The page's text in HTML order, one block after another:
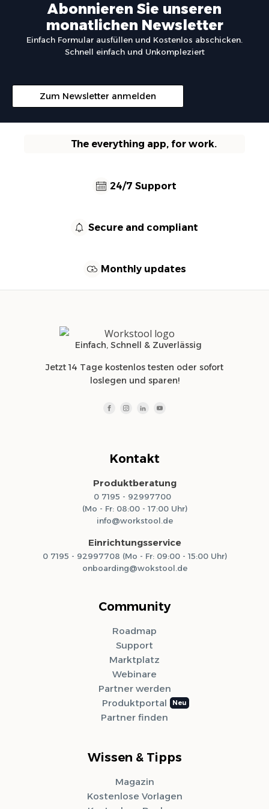
Abonnieren Sie unseren
monatlichen Newsletter
Einfach Formular ausfüllen und Kostenlos abschicken.
Schnell einfach und Unkompleziert
Zum Newsletter anmelden
The everything app, for work.
24/7 Support
Secure and compliant
Monthly updates
Einfach, Schnell & Zuverlässig
Jetzt 14 Tage kostenlos testen oder sofort
loslegen und sparen!
Kontakt
Produktberatung
0 7195 - 92997700
(Mo - Fr: 08:00 - 17:00 Uhr)
info@workstool.de
Einrichtungsservice
0 7195 - 92997708 (Mo - Fr: 09:00 - 15:00 Uhr)
onboarding@wokstool.de
Community
Roadmap
Support
Marktplatz
Webinare
Partner werden
Produktportal
Partner finden
Wissen & Tipps
Magazin
Kostenlose Vorlagen